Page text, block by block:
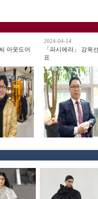
아웃도어
2024-04-14
「파시에라」 강옥
표